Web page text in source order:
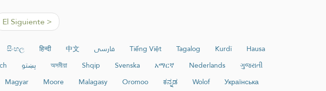
El Siguiente >
සිංහල हिन्दी 中文 فارسی Tiếng Việt Tagalog Kurdî
Hausa
پښتو অসমীয়া Shqip Svenska አማርኛ Nederlands
ગુજરાતી
Magyar Moore Malagasy Oromoo ಕನ್ನಡ Wolof
Українська